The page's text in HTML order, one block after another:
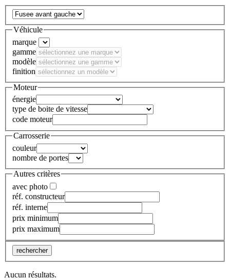
Véhicule
marque
gamme
modèle
finition
Moteur
énergie
type de boite de vitesse
code moteur
Carrosserie
couleur
nombre de portes
Autres critères
avec photo
réf. constructeur
réf. interne
prix minimum
prix maximum
rechercher
Aucun résultats.